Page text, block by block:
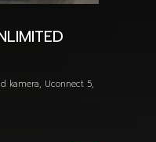
kamera, Uconnect 5,